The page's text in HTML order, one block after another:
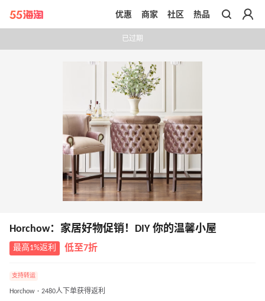
带你去官网买正品
优惠 商家 社区 热品
已过期
Horchow：家居好物促销！DIY 你的温馨小屋
最高1%返利 低至7折
支持转运
Horchow · 2480人下单获得返利